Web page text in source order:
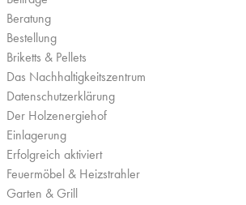
Beratung
Bestellung
Briketts & Pellets
Das Nachhaltigkeitszentrum
Datenschutzerklärung
Der Holzenergiehof
Einlagerung
Erfolgreich aktiviert
Feuermöbel & Heizstrahler
Garten & Grill